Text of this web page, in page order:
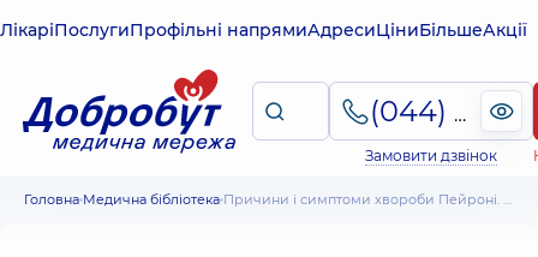
ЛікаріПослугиПрофільні напрямиАдресиЦіниБільшеАкції
(044) 495-2-888
Замовити дзвінок
Головна Медична бібліотека Причини і симптоми хвороби Пейроні. Як лікувати хворобу Пейроні